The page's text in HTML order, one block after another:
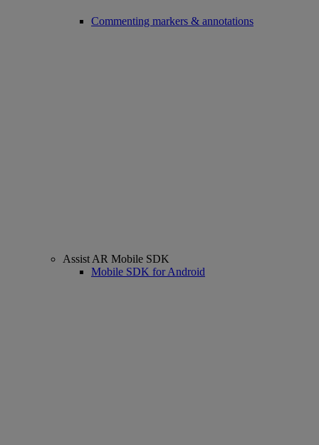
Commenting markers & annotations
Assist AR Mobile SDK
Mobile SDK for Android